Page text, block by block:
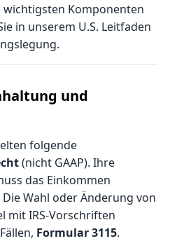
Komponenten
in unserem U.S. Leitfaden
.
und
folgende
(nicht GAAP). Ihre
das Einkommen
Wahl oder Änderung von
mit IRS-Vorschriften
Formular 3115.